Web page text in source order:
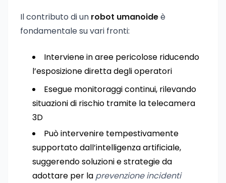
Il contributo di un robot umanoideè
fondamentale su vari fronti:
Interviene in aree pericolose riducendo
l’esposizione diretta degli operatori
Esegue monitoraggi continui, rilevando
situazioni di rischio tramite la telecamera
3D
Può intervenire tempestivamente
supportato dall’intelligenza artificiale,
suggerendo soluzioni e strategie da
adottare per la prevenzione incidenti